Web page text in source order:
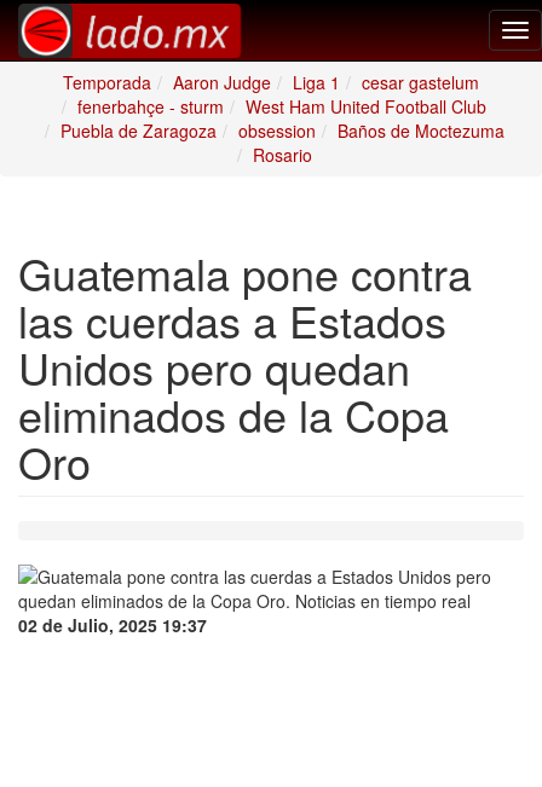
Temporada
Aaron Judge Liga 1
cesar gastelum
fenerbahçe - sturm
West Ham United Football Club
Puebla de Zaragoza
obsession
Baños de Moctezuma
Rosario
Guatemala pone contra
las cuerdas a Estados
Unidos pero quedan
eliminados de la Copa
Oro
02 de Julio, 2025 19:37